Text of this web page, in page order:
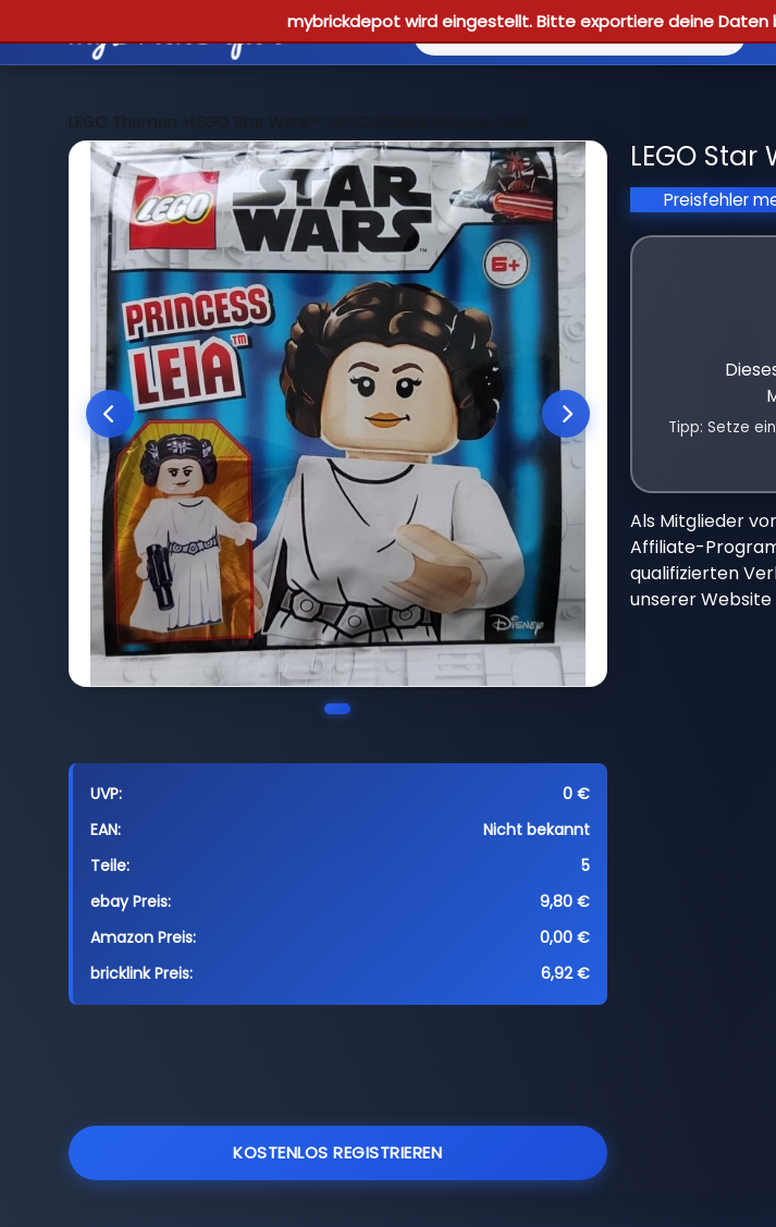
mybrickdepot wird eingestellt. Bitte exportiere deine Daten
LEGO Themen >LEGO Star Wars™>LEGO 912289 Princess Leia
UVP:
0 €
EAN:
Nicht bekannt
Teile:
5
ebay Preis:
9,80 €
Amazon Preis:
0,00 €
bricklink Preis:
6,92 €
KOSTENLOS REGISTRIEREN
LEGO
Preisfehler
Tipp: Setze
Als Mitglieder
Affiliate-
qualifizierten
unserer